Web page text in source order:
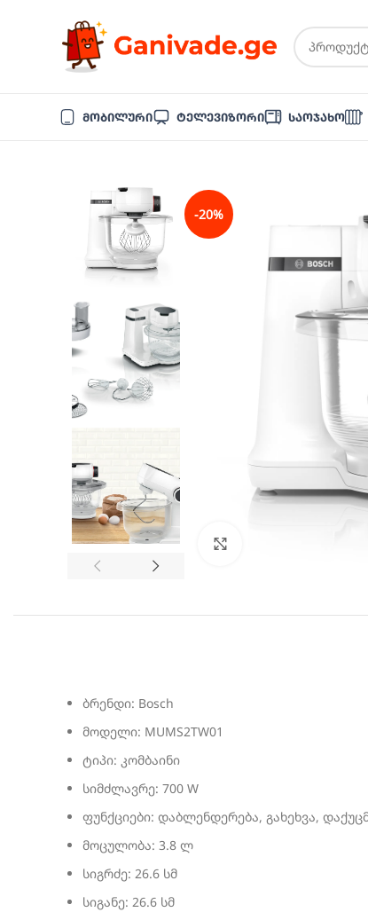
Მობილური Ტელევიზორი Საოჯახო
-20%
ბრენდი: Bosch
მოდელი: MUMS2TW01
ტიპი: კომბაინი
სიმძლავრე: 700 W
ფუნქციები: დაბლენდერება, გახეხვა,
მოცულობა: 3.8 ლ
სიგრძე: 26.6 სმ
სიგანე: 26.6 სმ